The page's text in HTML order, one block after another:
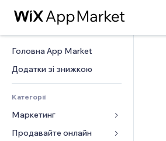
Головна App Market
Додатки зі знижкою
Категорії
Маркетинг
Реклама
Продавайте онлайн